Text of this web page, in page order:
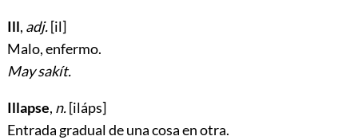
Ill, adj.[il]
Malo, enfermo.
May sakít.
Illapse, n.[iláps]
Entrada gradual de una cosa en otra.